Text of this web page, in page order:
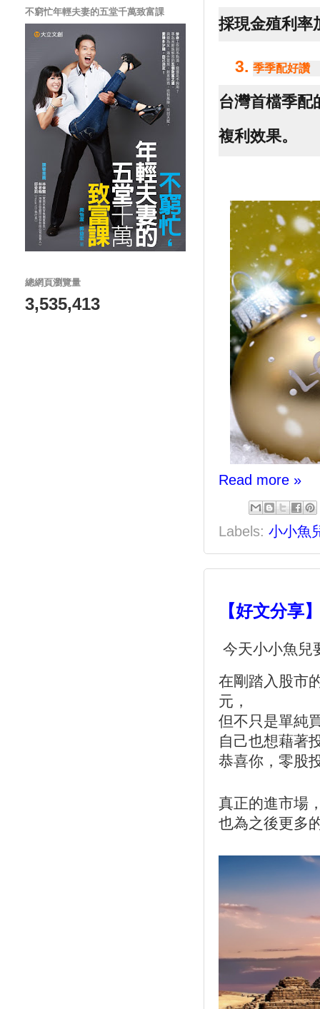
採現金殖利率
季季配好讚
台灣首檔季配
複利效果。
Read more »
Labels: 小小魚
【好文分享
今天小小魚兒
在剛踏入股市
元，
但不只是單純
自己也想藉著
恭喜你，零股
真正的進市場
也為之後更多
不窮忙年輕夫妻的五堂千萬致富課
總網頁瀏覽量
3,535,413